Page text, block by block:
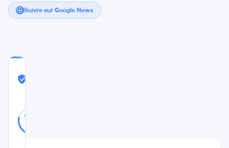
Suivre sur Google News
78